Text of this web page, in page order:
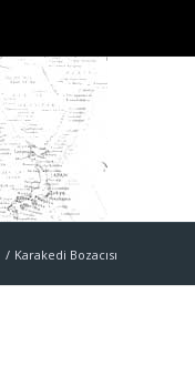
/ Karakedi Bozacısı